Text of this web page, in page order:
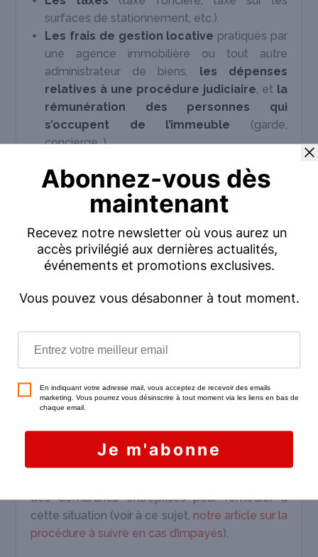
surfaces de stationnement, etc.).
Les frais de gestion locative pratiqués par
une agence immobilière ou tout autre
administrateur de biens, les dépenses
relatives à une procédure judiciaire , et la
rémunération des personnes qui
s’occupent de l’immeuble (garde,
concierge…).
relatifs à l’obtention du crédit
(constitution du dossier, hypothèque…).
Attention : cela n’est valable que pour le régime
réel. Dans le cadre du régime forfaitaire,
l’abattement de 30 % est censé couvrir
impayés ou versés en décalage ?
Les loyers impayés font partie desrisques
inhérents à toute location. Bien entendu, les
loyers que vous n’avez pas touchés durant
comme revenus fonciers : ils ne sont donc pas
des démarches entreprises pour remédier à
cette situation (voir à ce sujet, notre article sur la
procédure à suivre en cas d’impayés).